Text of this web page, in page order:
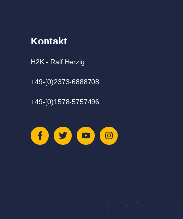
Kontakt
H2K - Ralf Herzig
+49-(0)2373-6888708
+49-(0)1578-5757496